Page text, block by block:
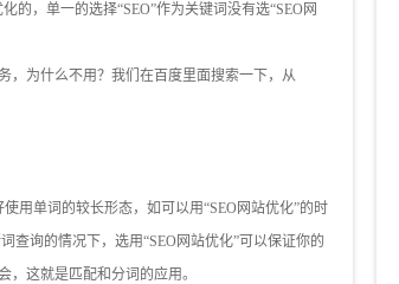
的，单一的选择“SEO”作为关键词没有选“SEO网
，为什么不用？我们在百度里面搜索一下，从
用单词的较长形态，如可以用“SEO网站优化”的时
查询的情况下，选用“SEO网站优化”可以保证你的
，这就是匹配和分词的应用。